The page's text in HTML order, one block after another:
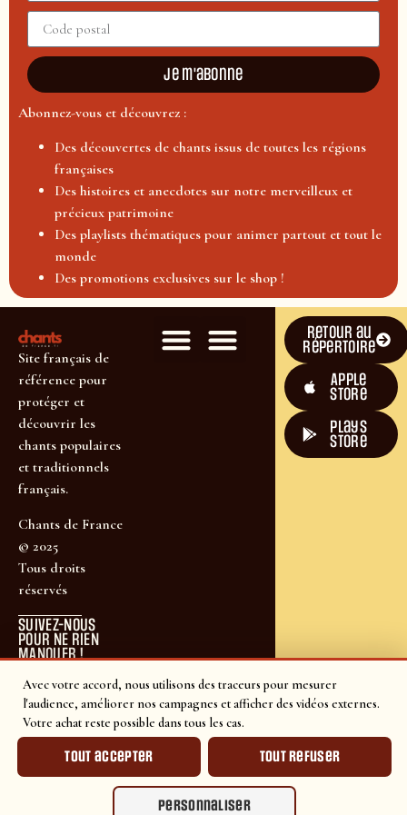
Avec votre accord, nous utilisons des traceurs pour mesurer
l'audience, améliorer nos campagnes et afficher des vidéos externes.
Votre achat reste possible dans tous les cas.
Tout accepter Tout refuser
Personnaliser
Je m'abonne
Abonnez-vous et découvrez :
Des découvertes de chants issus de toutes les régions
françaises
Des histoires et anecdotes sur notre merveilleux et
précieux patrimoine
Des playlists thématiques pour animer partout et tout le
monde
Des promotions exclusives sur le shop !
Site français de
référence pour
protéger et
découvrir les
chants populaires
et traditionnels
français.
Chants de France
© 2025
Tous droits
réservés
SUIVEZ-NOUS
POUR NE RIEN
MANQUER !
Retour au
répertoire
Apple
Store
plays
store